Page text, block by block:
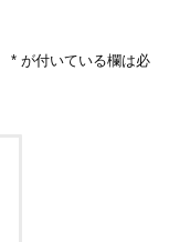
* が付いている欄は必